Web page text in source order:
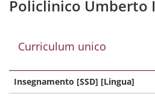
Policlinico Umberto I
Curriculum unico
Insegnamento [SSD] [Lingua]